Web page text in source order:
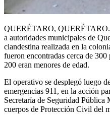
QUERÉTARO,
a autoridades municipales de
clandestina realizada en la
fueron encontradas cerca de 300
200 eran menores de edad.
El operativo se desplegó luego
emergencias 911, en la acción
Secretaría de Seguridad
cuerpos de Protección Civil del